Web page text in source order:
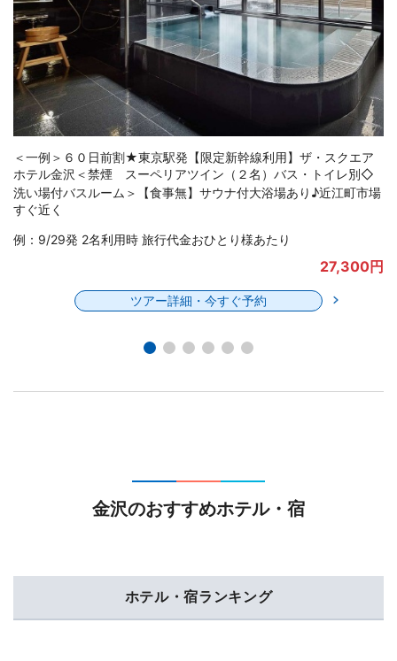
＜一例＞６０日前割★東京駅発【限定新幹線利用】金沢◇ホテル
マイステイズ金沢キャッスル＜禁煙 スタンダードセミダブル
（１～２名）＞★レイトチェクアウト１２時【食事無】大浴場あ
り
例：9/29発 2名利用時 旅行代金おひとり様あたり
24,000円
ツアー詳細・今すぐ予約
金沢のおすすめホテル・宿
ホテル・宿ランキング